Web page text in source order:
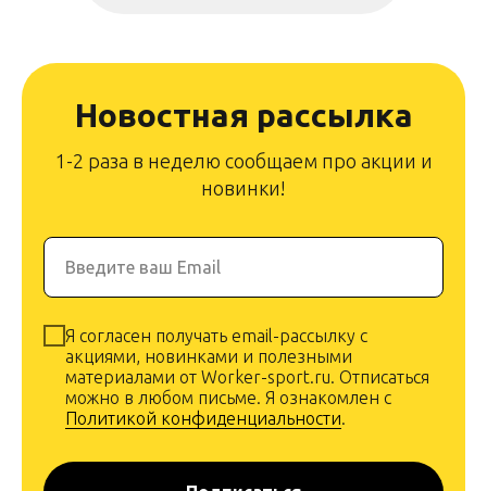
Новостная рассылка
1-2 раза в неделю сообщаем про акции и
новинки!
Введите ваш Email
Я согласен получать email-рассылку с
акциями, новинками и полезными
материалами от Worker-sport.ru. Отписаться
можно в любом письме. Я ознакомлен с
Политикой конфиденциальности.